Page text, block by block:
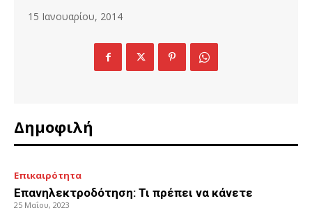
15 Ιανουαρίου, 2014
Δημοφιλή
Επικαιρότητα
Επανηλεκτροδότηση: Τι πρέπει να κάνετε
25 Μαΐου, 2023